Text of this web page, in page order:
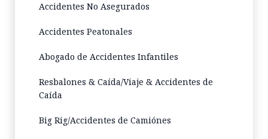
Accidentes No Asegurados
Accidentes Peatonales
Abogado de Accidentes Infantiles
Resbalones & Caída/Viaje & Accidentes de
Caída
Big Rig/Accidentes de Camiónes